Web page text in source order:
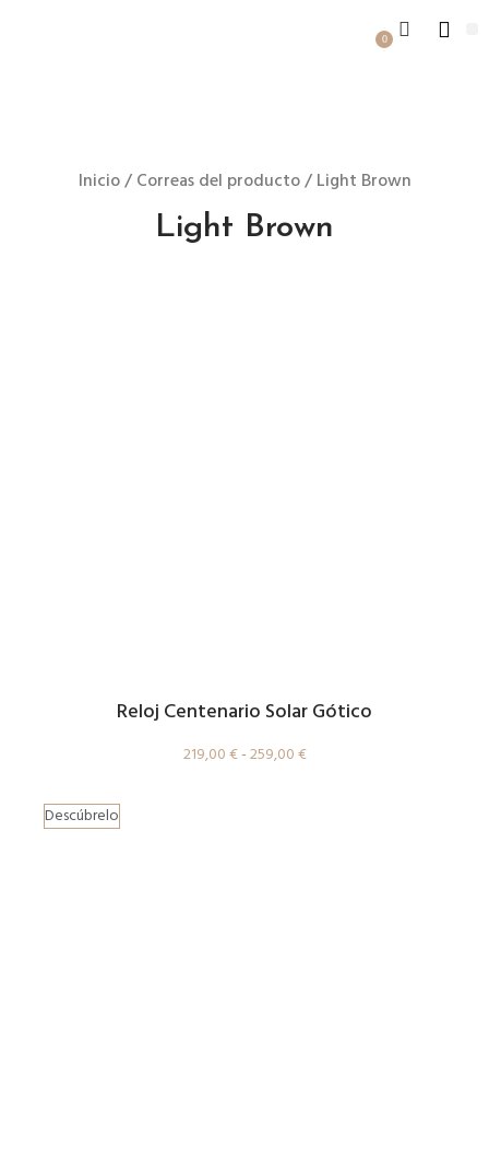
0
Inicio/ Correas del producto / Light Brown
Light Brown
Reloj Centenario Solar Gótico
219,00 €- 259,00 €
Descúbrelo